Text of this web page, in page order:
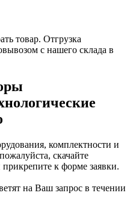
товар. Отгрузка
с нашего склада в
комплектности и
скачайте
к форме заявки.
на Ваш запрос в течении